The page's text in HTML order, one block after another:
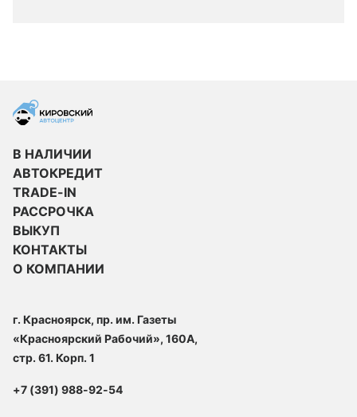
В НАЛИЧИИ
АВТОКРЕДИТ
TRADE-IN
РАССРОЧКА
ВЫКУП
КОНТАКТЫ
О КОМПАНИИ
г. Красноярск, пр. им. Газеты
«Красноярский Рабочий», 160А,
стр. 61. Корп. 1
+7 (391) 988-92-54